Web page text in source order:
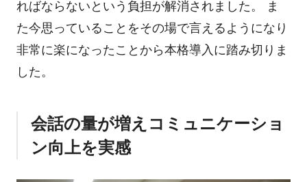
ればならないという負担が解消されました。 ま
た今思っていることをその場で言えるようになり
非常に楽になったことから本格導入に踏み切りま
した。
会話の量が増えコミュニケーショ
ン向上を実感